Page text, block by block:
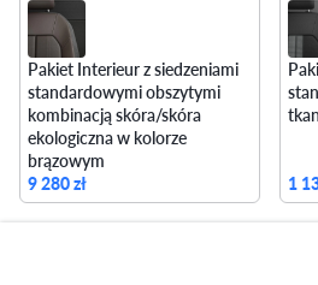
Pakiet Interieur z siedzeniami
standardowymi obszytymi
kombinacją skóra/skóra
ekologiczna w kolorze
brązowym
9 280 zł
1